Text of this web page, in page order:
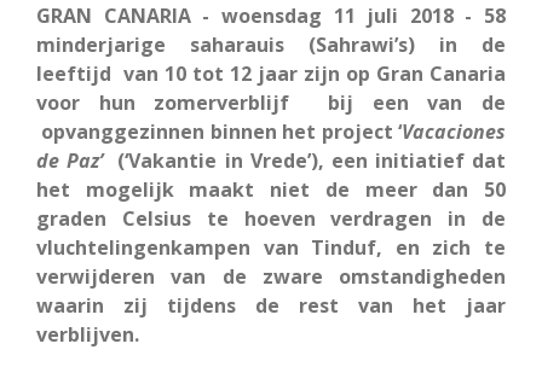
GRAN CANARIA - woensdag 11 juli 2018 - 58
minderjarige saharauis (Sahrawi’s) in de
leeftijd van 10 tot 12 jaar zijn op Gran Canaria
voor hun zomerverblijf bij een van de
opvanggezinnen binnen het project ‘Vacaciones
de Paz’(‘Vakantie in Vrede’), een initiatief dat
het mogelijk maakt niet de meer dan 50
graden Celsius te hoeven verdragen in de
vluchtelingenkampen van Tinduf, en zich te
verwijderen van de zware omstandigheden
waarin zij tijdens de rest van het jaar
verblijven.